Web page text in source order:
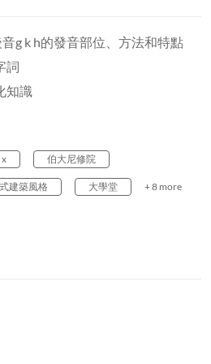
g k h的發音部位、方法和特點
詞
知識
x 伯大尼修院
建築風格 大學堂 + 8 more